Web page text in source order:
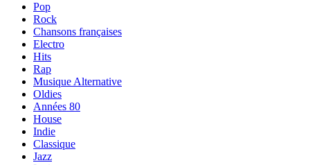
Pop
Rock
Chansons françaises
Electro
Hits
Rap
Musique Alternative
Oldies
Années 80
House
Indie
Classique
Jazz